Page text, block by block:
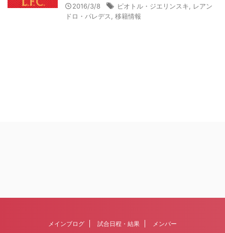
2016/3/8 ピオトル・ジエリンスキ
レアン
ドロ・パレデス
移籍情報
メインブログ 試合日程・結果 メンバー